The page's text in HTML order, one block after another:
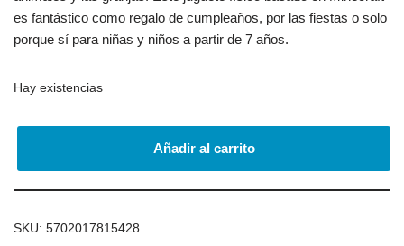
es fantástico como regalo de cumpleaños, por las fiestas o solo
porque sí para niñas y niños a partir de 7 años.
Hay existencias
Añadir al carrito
SKU: 5702017815428